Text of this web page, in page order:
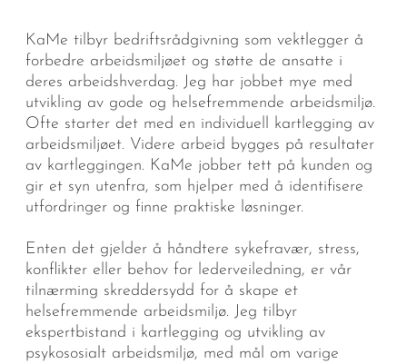
KaMe tilbyr bedriftsrådgivning som vektlegger å
forbedre arbeidsmiljøet og støtte de ansatte i
deres arbeidshverdag. Jeg har jobbet mye med
utvikling av gode og helsefremmende arbeidsmiljø.
Ofte starter det med en individuell kartlegging av
arbeidsmiljøet. Videre arbeid bygges på resultater
av kartleggingen. KaMe jobber tett på kunden og
gir et syn utenfra, som hjelper med å identifisere
utfordringer og finne praktiske løsninger.
Enten det gjelder å håndtere sykefravær, stress,
konflikter eller behov for lederveiledning, er vår
tilnærming skreddersydd for å skape et
helsefremmende arbeidsmiljø. Jeg tilbyr
ekspertbistand i kartlegging og utvikling av
psykososialt arbeidsmiljø, med mål om varige